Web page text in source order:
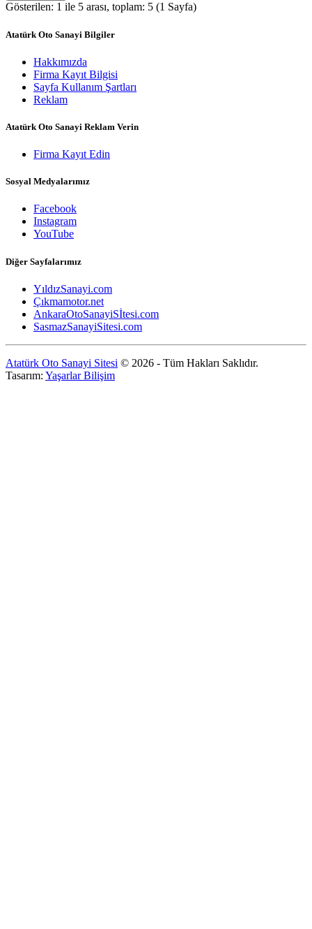
Gösterilen: 1 ile 5 arası, toplam: 5 (1 Sayfa)
Atatürk Oto Sanayi Bilgiler
Hakkımızda
Firma Kayıt Bilgisi
Sayfa Kullanım Şartları
Reklam
Atatürk Oto Sanayi Reklam Verin
Firma Kayıt Edin
Sosyal Medyalarımız
Facebook
Instagram
YouTube
Diğer Sayfalarımız
YıldızSanayi.com
Çıkmamotor.net
AnkaraOtoSanayiSİtesi.com
SasmazSanayiSitesi.com
Atatürk Oto Sanayi Sitesi © 2026 - Tüm Hakları Saklıdır.
Tasarım: Yaşarlar Bilişim